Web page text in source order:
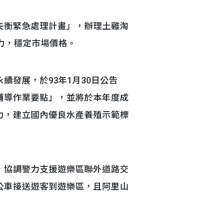
緊急處理計畫」，辦理土雞淘
穩定市場價格。
發展，於93年1月30日公告
導作業要點」，並將於本年度成
建立國內優良水產養殖示範標
調警力支援遊樂區聯外道路交
接送遊客到遊樂區，且阿里山